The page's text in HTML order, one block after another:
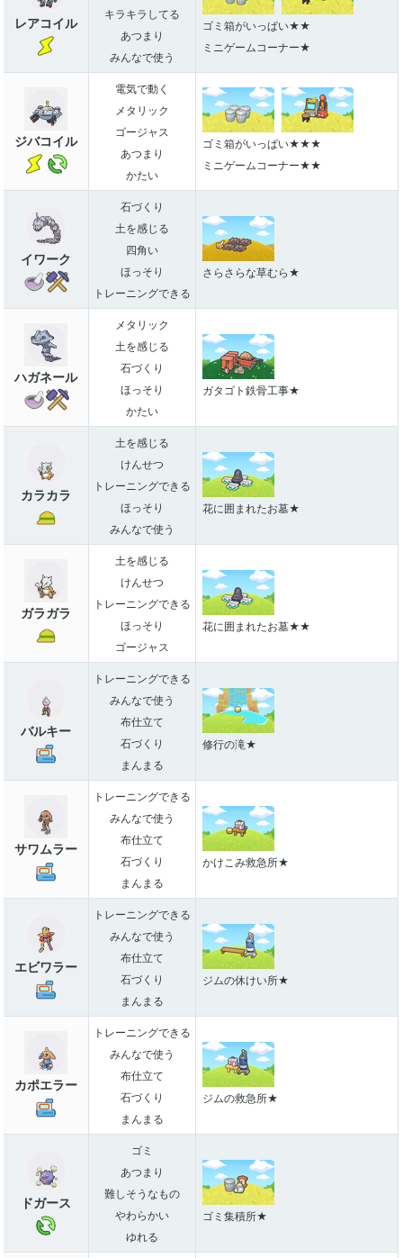
レアコイル
キラキラしてる
あつまり
みんなで使う
ゴミ箱がいっぱい★★
ミニゲームコーナー★
ジバコイル
電気で動く
メタリック
ゴージャス
あつまり
かたい
ゴミ箱がいっぱい★★★
ミニゲームコーナー★★
イワーク
石づくり
土を感じる
四角い
ほっそり
トレーニングできる
さらさらな草むら★
ハガネール
メタリック
土を感じる
石づくり
ほっそり
かたい
ガタゴト鉄骨工事★
カラカラ
土を感じる
けんせつ
トレーニングできる
ほっそり
みんなで使う
花に囲まれたお墓★
ガラガラ
土を感じる
けんせつ
トレーニングできる
ほっそり
ゴージャス
花に囲まれたお墓★★
バルキー
トレーニングできる
みんなで使う
布仕立て
石づくり
まんまる
修行の滝★
サワムラー
トレーニングできる
みんなで使う
布仕立て
石づくり
まんまる
かけこみ救急所★
エビワラー
トレーニングできる
みんなで使う
布仕立て
石づくり
まんまる
ジムの休けい所★
カポエラー
トレーニングできる
みんなで使う
布仕立て
石づくり
まんまる
ジムの救急所★
ドガース
ゴミ
あつまり
難しそうなもの
やわらかい
ゆれる
ゴミ集積所★